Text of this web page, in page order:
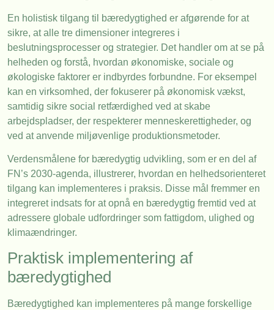
En holistisk tilgang til bæredygtighed er afgørende for at
sikre, at alle tre dimensioner integreres i
beslutningsprocesser og strategier. Det handler om at se på
helheden og forstå, hvordan økonomiske, sociale og
økologiske faktorer er indbyrdes forbundne. For eksempel
kan en virksomhed, der fokuserer på økonomisk vækst,
samtidig sikre social retfærdighed ved at skabe
arbejdspladser, der respekterer menneskerettigheder, og
ved at anvende miljøvenlige produktionsmetoder.
Verdensmålene for bæredygtig udvikling, som er en del af
FN’s 2030-agenda, illustrerer, hvordan en helhedsorienteret
tilgang kan implementeres i praksis. Disse mål fremmer en
integreret indsats for at opnå en bæredygtig fremtid ved at
adressere globale udfordringer som fattigdom, ulighed og
klimaændringer.
Praktisk implementering af
bæredygtighed
Bæredygtighed kan implementeres på mange forskellige